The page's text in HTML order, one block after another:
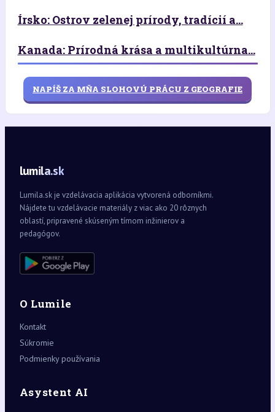
Írsko: Ostrov zelenej prírody, tradícií a...
Kanada: Prírodná krása a multikultúrna...
NAPÍŠ ZA MŇA SLOHOVÚ PRÁCU Z GEOGRAFIE
lumila.sk
Lumila.sk je vzdelávacia aplikácia vytvorená odborníkmi.
Nájdete tu vzdelávacie materiály z viac ako 20 rôznych
oblastí, pripravené skúseným tímom inžinierov a
pedagógov.
O Lumile
Kontakt
Súkromie
Podmienky používania
Asystent AI